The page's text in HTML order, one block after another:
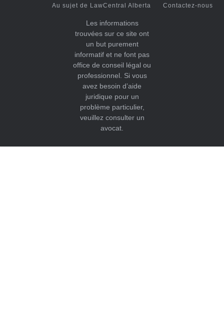
Au sujet de LawCentral Alberta Contactez-nous
Les informations
trouvées sur ce site ont
un but purement
informatif et ne font pas
office de conseil légal ou
professionnel. Si vous
avez besoin d’aide
juridique pour un
problème particulier,
veuillez consulter un
avocat.